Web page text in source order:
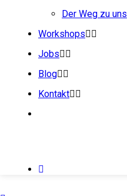
Der Weg zu uns
Workshops
Jobs
Blog
Kontakt